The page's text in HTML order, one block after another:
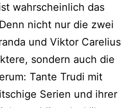
wahr­schein­lich das
nicht nur die zwei
und Viktor Carelius
son­dern auch die
Tante Trudi mit
Serien und ihrer